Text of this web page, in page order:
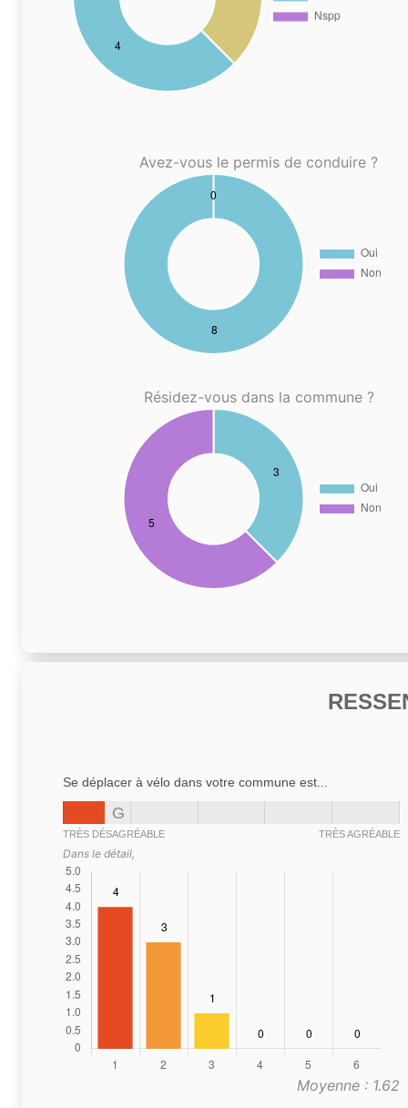
Avez-vous le permis de conduire ?
Résidez-vous dans la commune ?
Se déplacer à vélo dans votre commune est...
G
TRÈS DÉSAGRÉABLE TRÈS AGRÉABLE
Dans le détail,
Moyenne : 1.62